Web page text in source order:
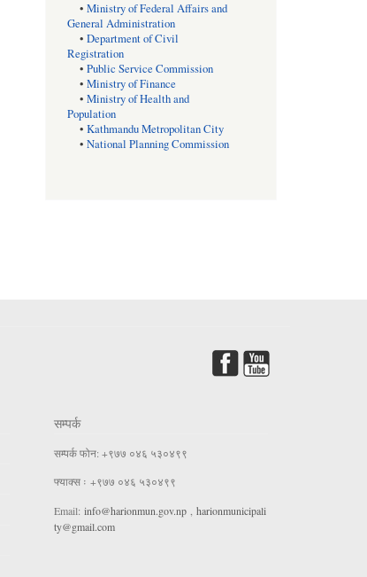
• Ministry of Federal Affairs and
General Administration
• Department of Civil
Registration
• Public Service Commission
• Ministry of Finance
• Ministry of Health and
Population
• Kathmandu Metropolitan City
• National Planning Commission
सम्पर्क
सम्पर्क फोन: +९७७ ०४६ ५३०४९९
फ्याक्स ः +९७७ ०४६ ५३०४९९
Email: info@harionmun.gov.np, harionmunicipali
ty@gmail.com